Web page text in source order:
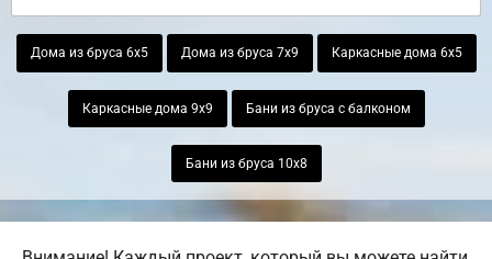
Дома из бруса 6х5 Дома из бруса 7х9 Каркасные дома 6х5
Каркасные дома 9х9 Бани из бруса с балконом
Бани из бруса 10х8